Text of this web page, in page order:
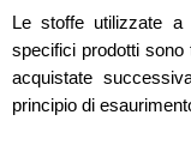
Le stoffe utilizzate
specifici prodotti sono
acquistate
principio di